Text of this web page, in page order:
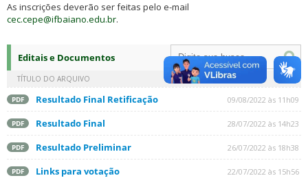
As inscrições deverão ser feitas pelo e-mail
cec.cepe@ifbaiano.edu.br.
Editais e Documentos
TÍTULO DO ARQUIVO
PDF Resultado Final Retificação 09/08/2022 às 11h09
PDF Resultado Final 28/07/2022 às 14h23
PDF Resultado Preliminar 26/07/2022 às 18h38
PDF Links para votação 22/07/2022 às 15h56